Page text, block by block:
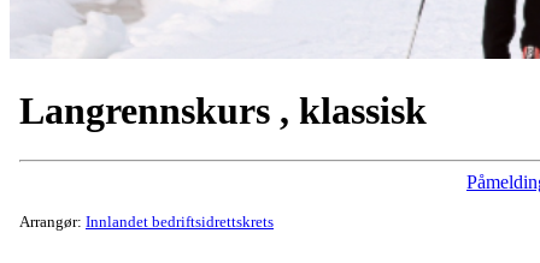
Langrennskurs , klassisk
Arrangør: Innlandet bedriftsidrettskrets